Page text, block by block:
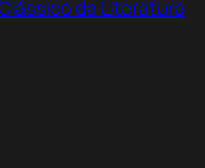
da Literatura